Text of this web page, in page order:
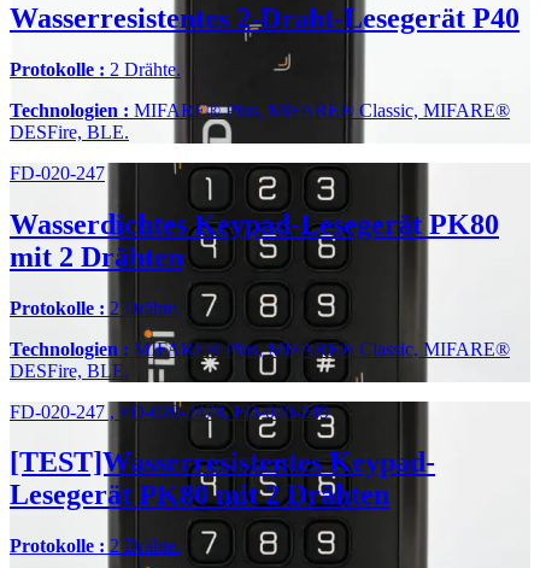
Wasserresistentes 2-Draht-Lesegerät P40
Protokolle : 2 Drähte.
Technologien : MIFARE® Plus, MIFARE® Classic, MIFARE®
DESFire, BLE.
FD-020-247​
Wasserdichtes Keypad-Lesegerät PK80
mit 2 Drähten
Protokolle : 2 Drähte.
Technologien : MIFARE® Plus, MIFARE® Classic, MIFARE®
DESFire, BLE.
FD-020-247 , FD-020-2478, FD-020-249
[TEST]Wasserresistentes Keypad-
Lesegerät PK80 mit 2 Drähten
Protokolle : 2 Drähte.